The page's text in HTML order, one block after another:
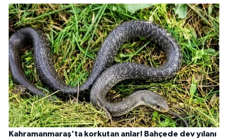
Kahramanmaraş'ta korkutan anlar! Bahçede dev yılanı